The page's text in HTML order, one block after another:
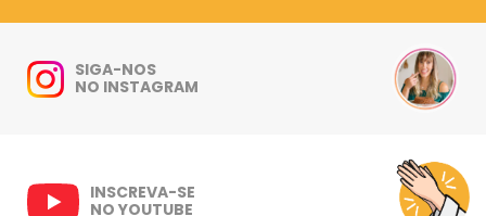
SIGA-NOS
NO INSTAGRAM
INSCREVA-SE
NO YOUTUBE